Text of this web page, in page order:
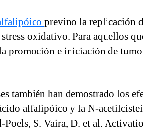
previno la replicación
oxidativo. Para aquellos
promoción e iniciación de
también han demostrado los
alfalipóico y la N-
S. Vaira, D. et al.